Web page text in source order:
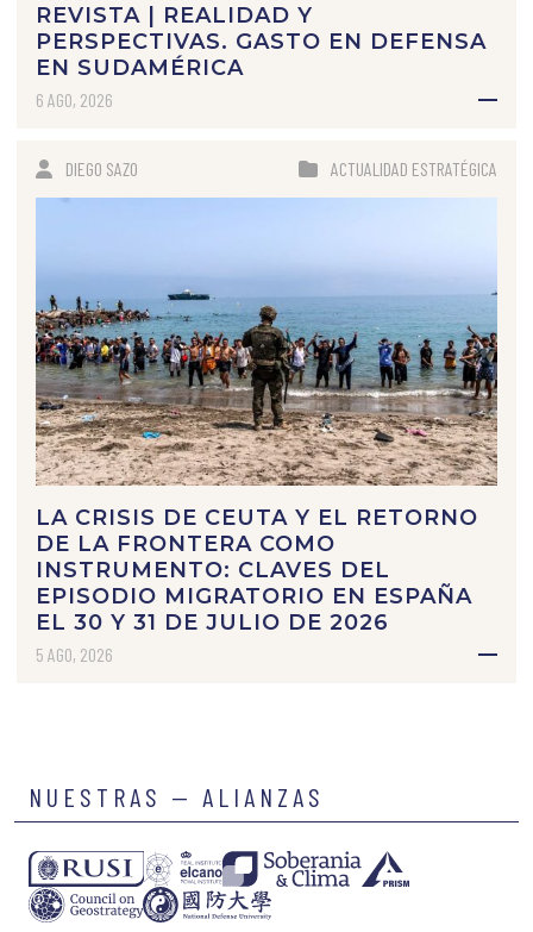
REVISTA | REALIDAD Y
PERSPECTIVAS. GASTO EN DEFENSA
EN SUDAMÉRICA
6 AGO, 2026
DIEGO SAZO ACTUALIDAD ESTRATÉGICA
LA CRISIS DE CEUTA Y EL RETORNO
DE LA FRONTERA COMO
INSTRUMENTO: CLAVES DEL
EPISODIO MIGRATORIO EN ESPAÑA
EL 30 Y 31 DE JULIO DE 2026
5 AGO, 2026
NUESTRAS — ALIANZAS